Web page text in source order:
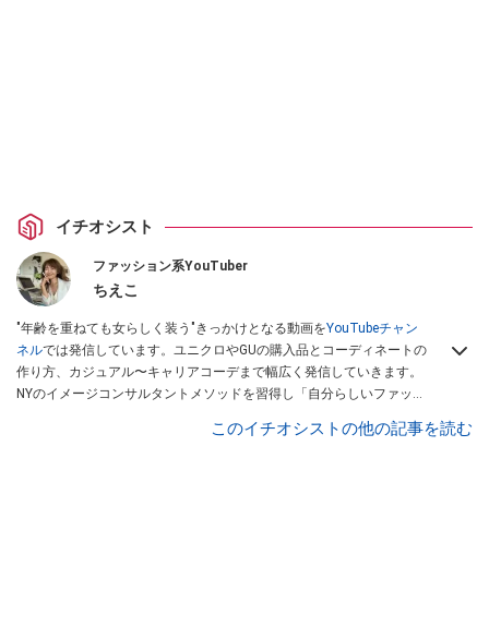
イチオシスト
ファッション系YouTuber
ちえこ
"年齢を重ねても女らしく装う"きっかけとなる動画をYouTubeチャン
ネルでは発信しています。ユニクロやGUの購入品とコーディネートの
作り方、カジュアル〜キャリアコーデまで幅広く発信していきます。
NYのイメージコンサルタントメソッドを習得し「自分らしいファッシ
イスさせていただいております。また、自身のキャリアコーデでもそ
このイチオシストの他の記事を読む